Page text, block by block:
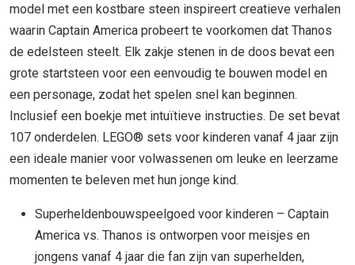
model met een kostbare steen inspireert creatieve verhalen
waarin Captain America probeert te voorkomen dat Thanos
de edelsteen steelt. Elk zakje stenen in de doos bevat een
grote startsteen voor een eenvoudig te bouwen model en
een personage, zodat het spelen snel kan beginnen.
Inclusief een boekje met intuïtieve instructies. De set bevat
107 onderdelen. LEGO® sets voor kinderen vanaf 4 jaar zijn
een ideale manier voor volwassenen om leuke en leerzame
momenten te beleven met hun jonge kind.
Superheldenbouwspeelgoed voor kinderen – Captain
America vs. Thanos is ontworpen voor meisjes en
jongens vanaf 4 jaar die fan zijn van superhelden,